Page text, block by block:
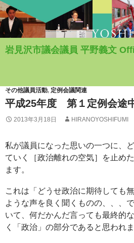
岩見沢市議会議員 平野義文
ン
ツ
へ
移
その他議員活動, 定例会議関連
平成25年度 第１定例会途
2013年3月18日 HIRANOYOSHIFUMI
私が議員になった思いの一つに、
ていく［政治離れの空気］を止め
ます。
これは「どうせ政治に期待しても
ような声を良く聞くものの、、、
いて、何だかんだ言っても最終的
く「政治」の部分であると思われま